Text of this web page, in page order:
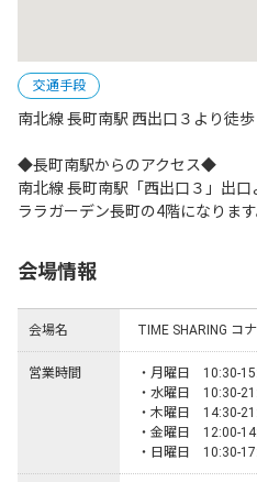
交通手段
南北線 長町南駅 西出口３より徒
◆長町南駅からのアクセス◆
南北線 長町南駅「西出口３」出口
ララガーデン長町の4階になります
会場情報
会場名 TIME SHARING コ
営業時間
・月曜日　10:30-
・水曜日　10:30-
・木曜日　14:30-
・金曜日　12:00-
・日曜日　10:30-